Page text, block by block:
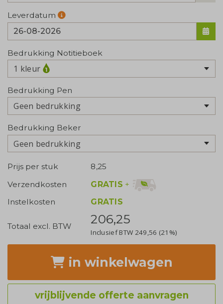
Leverdatum
Bedrukking Notitieboek
1 kleur
Bedrukking Pen
Geen bedrukking
Bedrukking Beker
Geen bedrukking
Prijs per stuk
8,25
Verzendkosten
GRATIS +
Instelkosten
GRATIS
Totaal excl. BTW 206,25
Inclusief BTW 249,56 (21%)
in winkelwagen
vrijblijvende offerte aanvragen